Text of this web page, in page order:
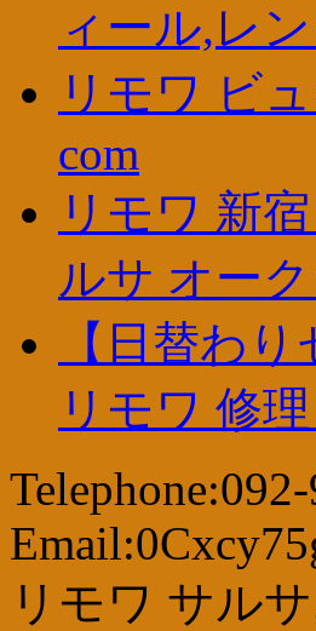
ィール,レ
リモワ ビ
com
リモワ 新
ルサ オー
【日替わ
リモワ 修
リモワ サル